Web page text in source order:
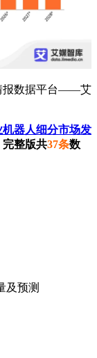
报数据平台——艾
机器人细分市场发
完整版共37条数
及预测